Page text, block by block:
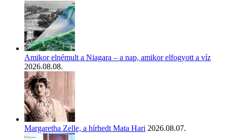
Amikor elnémult a Niagara – a nap, amikor elfogyott a víz
2026.08.08.
Margaretha Zelle, a hírhedt Mata Hari 2026.08.07.